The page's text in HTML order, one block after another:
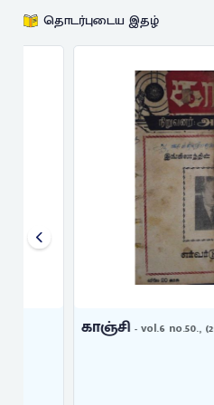
தொடர்புடைய இதழ்
காஞ்சி- vol.6 no.50., (26-06-1970)